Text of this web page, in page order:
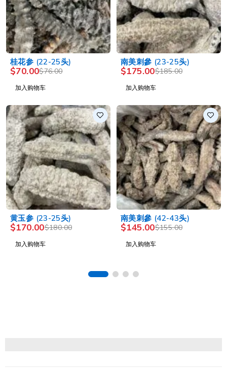
-8%
桂花参 (22-25头)
$76.00
$70.00
加入购物车
-6%
黄玉参 (23-25头)
$180.00
$170.00
加入购物车
-5%
南美刺參 (23-25头)
$185.00
$175.00
加入购物车
-6%
南美刺參 (42-43头)
$155.00
$145.00
加入购物车